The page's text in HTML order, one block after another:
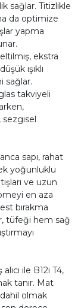
sağlar. Titizlikle
da optimize
yapma
ekstra
ışıklı
sağlar.
takviyeli
sapı, rahat
yoğunluklu
ve uzun
en aza
bırakma
tüfeği hem sağ
ile B12i T4,
tanır. Mat
olmak